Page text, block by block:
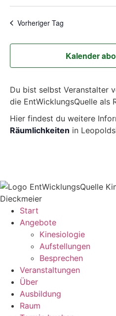
Vorheriger Tag
Kalender
Du bist selbst Veranstalter
die EntWicklungsQuelle als
Hier findest du weitere
Räumlichkeiten in
Start
Angebote
Kinesiologie
Aufstellungen
Besprechen
Veranstaltungen
Über
Ausbildung
Raum